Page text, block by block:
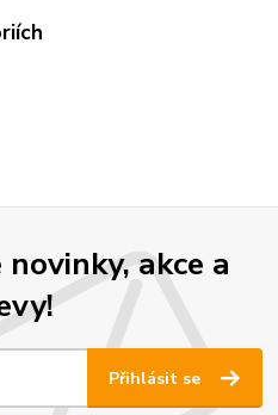
akce a
Přihlásit se